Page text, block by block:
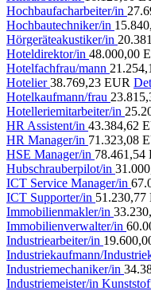
Hochbaufacharbeiter/in
Hochbautechniker/in
Hörgeräteakustiker/in
Hoteldirektor/in 48.000,00
Hotelfachfrau/mann
Hotelier38.769,23 EUR
Hotelkaufmann/frau
Hotelleriemitarbeiter/in
HR Assistent/in 43.384,62
HR Manager/in 71.323,08
HSE Manager/in 78.461,54
Hubschrauberpilot/in
ICT Service Manager/in
ICT Supporter/in 51.230,77
Immobilienmakler/in
Immobilienverwalter/in
Industriearbeiter/in
Industriekaufmann/
Industriemechaniker/in
Industriemeister/in